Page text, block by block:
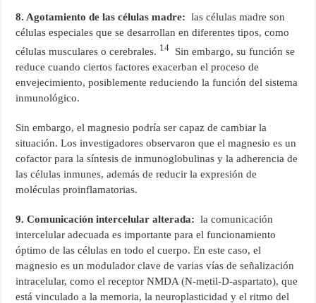
8. Agotamiento de las células madre: las células madre son
células especiales que se desarrollan en diferentes tipos, como
células musculares o cerebrales. 14 Sin embargo, su función se
reduce cuando ciertos factores exacerban el proceso de
envejecimiento, posiblemente reduciendo la función del sistema
inmunológico.
Sin embargo, el magnesio podría ser capaz de cambiar la
situación. Los investigadores observaron que el magnesio es un
cofactor para la síntesis de inmunoglobulinas y la adherencia de
las células inmunes, además de reducir la expresión de
moléculas proinflamatorias.
9. Comunicación intercelular alterada: la comunicación
intercelular adecuada es importante para el funcionamiento
óptimo de las células en todo el cuerpo. En este caso, el
magnesio es un modulador clave de varias vías de señalización
intracelular, como el receptor NMDA (N-metil-D-aspartato), que
está vinculado a la memoria, la neuroplasticidad y el ritmo del